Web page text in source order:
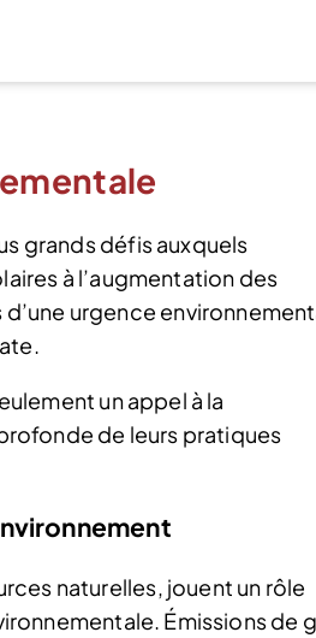
grands défis auxquels
à l’augmentation des
urgence
un appel à la
de leurs pratiques
naturelles, jouent un rôle
Émissions de